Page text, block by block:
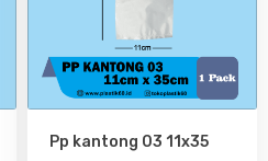
Pp kantong 03 11x35